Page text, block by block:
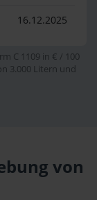
16.12.2025
C 1109 in € / 100
3.000 Litern und
von